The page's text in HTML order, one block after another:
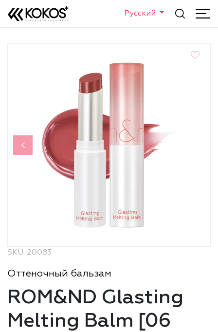
Русский
SKU: 20083
Оттеночный бальзам
ROM&ND Glasting
Melting Balm [06